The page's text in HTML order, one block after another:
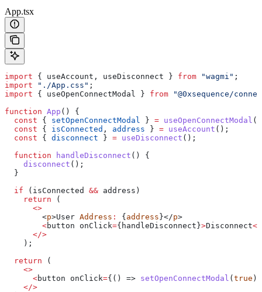
App.tsx
import { useAccount , useDisconnect } from "wagmi" ;
import "./App.css" ;
import { useOpenConnectModal } from "@0xsequence/
function App () {
  const
{ setOpenConnectModal } = useOpenConnectModal
  const
{ isConnected , address } = useAccount ();
  const
{ disconnect } = useDisconnect ();
  function
handleDisconnect () {
    disconnect
();
  }
  if
( isConnected && address )
    return
(
      <>
        <
p>User Address : { address }</p>
        <
button onClick={ handleDisconnect }>Disconnect</
      </>
    );
  return
(
    <>
      <
button onClick={() => setOpenConnectModal ( true )}
    </>